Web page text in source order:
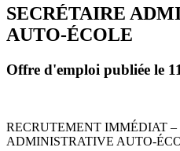
SECRÉTAIRE
AUTO-ÉCOLE
Offre d'emploi publiée le
RECRUTEMENT IMMÉDIAT –
ADMINISTRATIVE AUTO-